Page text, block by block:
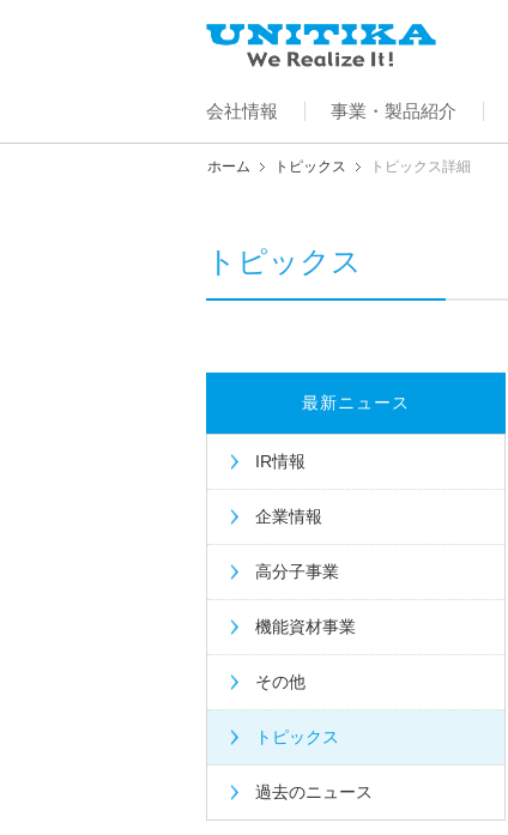
会社情報 事業・製品紹介
ホーム トピックス トピックス詳細
トピックス
最新ニュース
IR情報
企業情報
高分子事業
機能資材事業
その他
トピックス
過去のニュース